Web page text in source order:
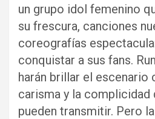
un grupo idol femenino
su frescura, canciones
coreografías
conquistar a sus fans.
harán brillar el escenario
carisma y la complicidad
pueden transmitir. Pero